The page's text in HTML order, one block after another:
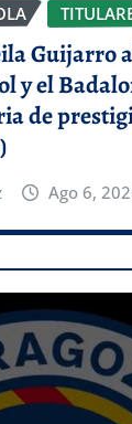
Guijarro
y el
de
Ago 6,